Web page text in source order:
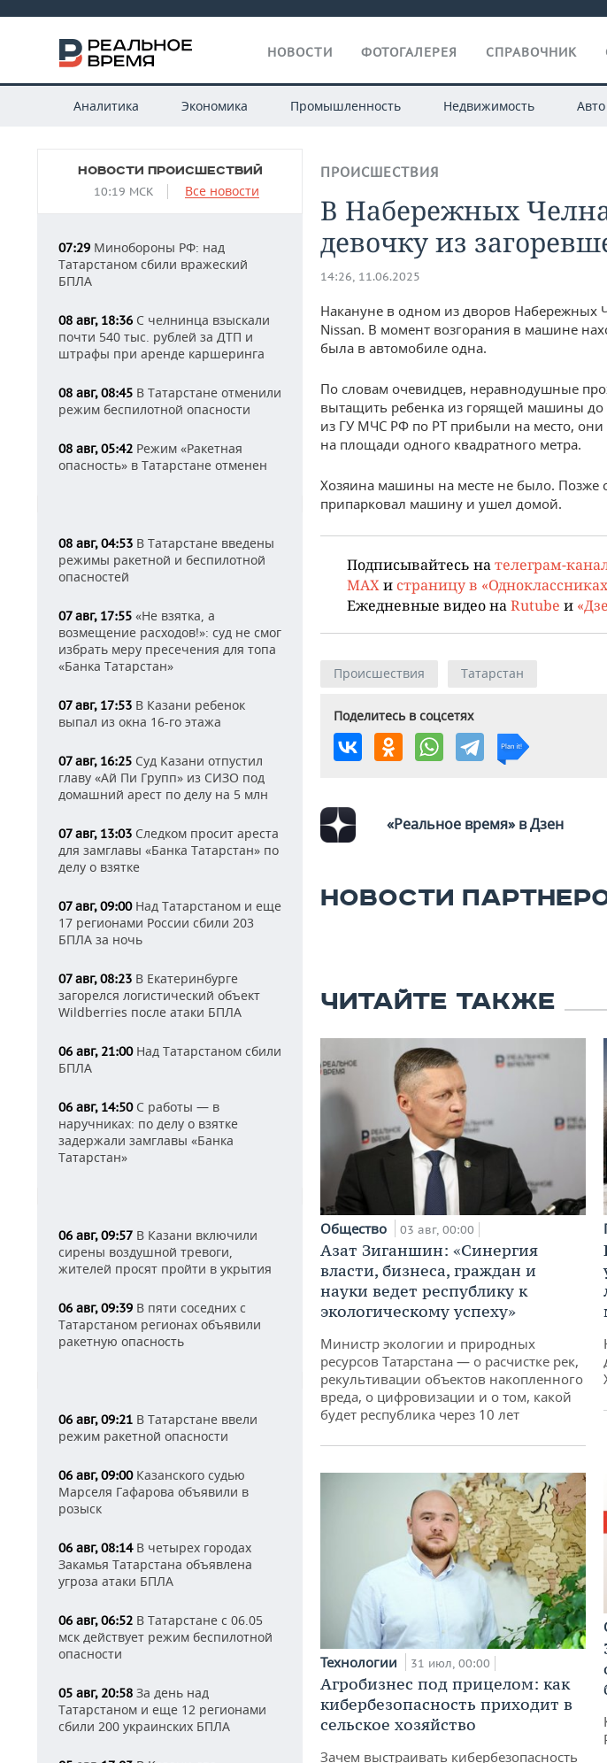
НОВОСТИ ФОТОГАЛЕРЕЯ СПРАВОЧНИК
Аналитика Экономика Промышленность Недвижимость Авто
НОВОСТИ ПРОИСШЕСТВИЙ
10:19 МСК Все новости
07:29 Минобороны РФ: над
Татарстаном сбили вражеский
БПЛА
08 авг, 18:36 С челнинца взыскали
почти 540 тыс. рублей за ДТП и
штрафы при аренде каршеринга
08 авг, 08:45 В Татарстане отменили
режим беспилотной опасности
08 авг, 05:42 Режим «Ракетная
опасность» в Татарстане отменен
08 авг, 04:53 В Татарстане введены
режимы ракетной и беспилотной
опасностей
07 авг, 17:55 «Не взятка, а
возмещение расходов!»: суд не смог
избрать меру пресечения для топа
«Банка Татарстан»
07 авг, 17:53 В Казани ребенок
выпал из окна 16-го этажа
07 авг, 16:25 Суд Казани отпустил
главу «Ай Пи Групп» из СИЗО под
домашний арест по делу на 5 млн
07 авг, 13:03 Следком просит ареста
для замглавы «Банка Татарстан» по
делу о взятке
07 авг, 09:00Над Татарстаном и еще
17 регионами России сбили 203
БПЛА за ночь
07 авг, 08:23 В Екатеринбурге
загорелся логистический объект
Wildberries после атаки БПЛА
06 авг, 21:00Над Татарстаном сбили
БПЛА
06 авг, 14:50С работы — в
наручниках: по делу о взятке
задержали замглавы «Банка
Татарстан»
06 авг, 09:57 В Казани включили
сирены воздушной тревоги,
жителей просят пройти в укрытия
06 авг, 09:39 В пяти соседних с
Татарстаном регионах объявили
ракетную опасность
06 авг, 09:21 В Татарстане ввели
режим ракетной опасности
06 авг, 09:00Казанского судью
Марселя Гафарова объявили в
розыск
06 авг, 08:14В четырех городах
Закамья Татарстана объявлена
угроза атаки БПЛА
06 авг, 06:52 В Татарстане с 06.05
мск действует режим беспилотной
опасности
05 авг, 20:58 За день над
Татарстаном и еще 12 регионами
сбили 200 украинских БПЛА
ПРОИСШЕСТВИЯ
В Набережных
девочку из
14:26, 11.06.2025
Накануне в одном из дворов Набережных
Nissan. В момент возгорания в машине
была в автомобиле одна.
По словам очевидцев, неравнодушные
вытащить ребенка из горящей машины до
из ГУ МЧС РФ по РТ прибыли на место, они
на площади одного квадратного метра.
Хозяина машины на месте не было. Позже
припарковал машину и ушел домой.
Подписывайтесь на телеграм-
MAX и страницу в
Ежедневные видео на Rutube и
Происшествия Татарстан
Поделитесь в соцсетях
«Реальное время» в Дзен
НОВОСТИ
ЧИТАЙТЕ ТАКЖЕ
Общество 03 авг, 00:00
Азат Зиганшин: «Синергия
власти, бизнеса, граждан и
науки ведет республику к
экологическому успеху»
Министр экологии и природных
ресурсов Татарстана — о расчистке рек,
рекультивации объектов накопленного
вреда, о цифровизации и о том, какой
будет республика через 10 лет
Технологии 31 июл, 00:00
Агробизнес под прицелом: как
кибербезопасность приходит в
сельское хозяйство
Зачем выстраивать кибербезопасность